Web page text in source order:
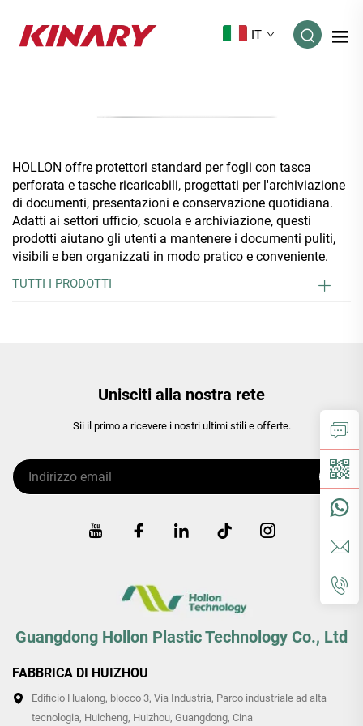
IT
HOLLON offre protettori standard per fogli con tasca
perforata e tasche ricaricabili, progettati per l'archiviazione
di documenti, presentazioni e conservazione quotidiana.
Adatti ai settori ufficio, scuola e archiviazione, questi
prodotti aiutano gli utenti a mantenere i documenti puliti,
visibili e ben organizzati in modo pratico e conveniente.
TUTTI I PRODOTTI
Unisciti alla nostra rete
Sii il primo a ricevere i nostri ultimi stili e offerte.
Guangdong Hollon Plastic Technology Co., Ltd
FABBRICA DI HUIZHOU
Edificio Hualong, blocco 3, Via Industria, Parco industriale ad alta
tecnologia, Huicheng, Huizhou, Guangdong, Cina